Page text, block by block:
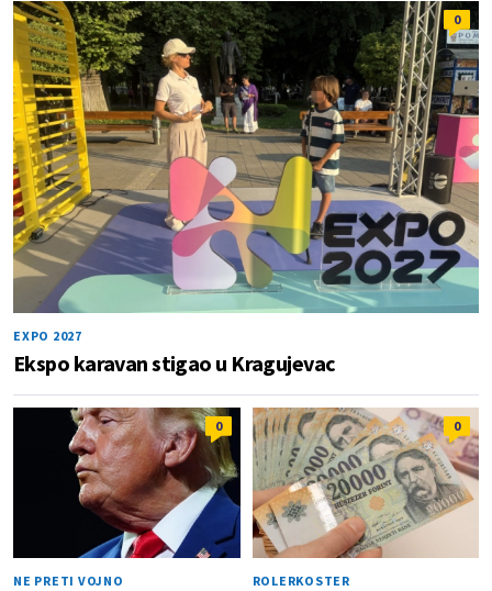
0
EXPO 2027
Ekspo karavan stigao u Kragujevac
0
NE PRETI VOJNO
0
ROLERKOSTER